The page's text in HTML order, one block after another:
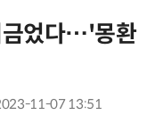
금었다…'몽환
11-07 13:51